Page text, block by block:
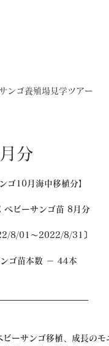
ンゴ養殖場見学ツアー
分
ゴ10月海中移植分】
ビーサンゴ苗 8月分
8/01～2022/8/31〕
ゴ苗本数 － 44本
ーサンゴ移植、成長の